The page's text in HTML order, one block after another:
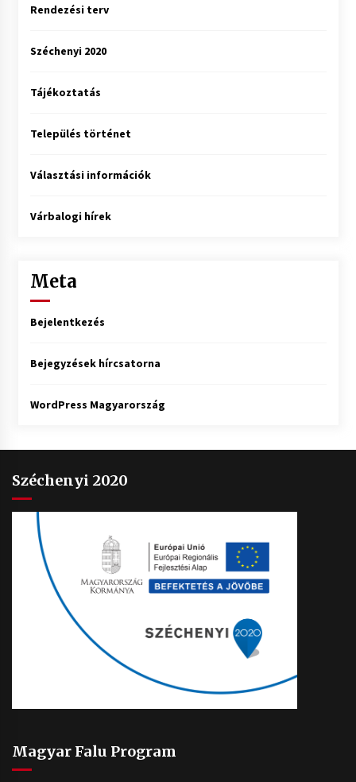
Rendezési terv
Széchenyi 2020
Tájékoztatás
Település történet
Választási információk
Várbalogi hírek
Meta
Bejelentkezés
Bejegyzések hírcsatorna
WordPress Magyarország
Széchenyi 2020
Magyar Falu Program